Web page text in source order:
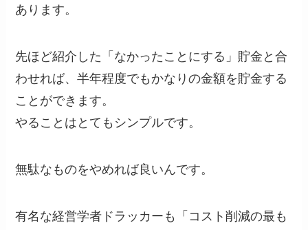
あります。
先ほど紹介した「なかったことにする」貯金と合
わせれば、半年程度でもかなりの金額を貯金する
ことができます。
やることはとてもシンプルです。
無駄なものをやめれば良いんです。
有名な経営学者ドラッカーも「コスト削減の最も